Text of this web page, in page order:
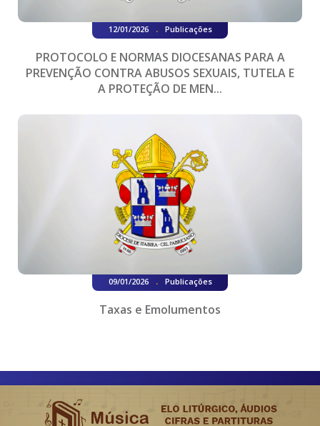
12/01/2026 . Publicações
PROTOCOLO E NORMAS DIOCESANAS PARA A
PREVENÇÃO CONTRA ABUSOS SEXUAIS, TUTELA E
A PROTEÇÃO DE MEN...
09/01/2026 . Publicações
Taxas e Emolumentos